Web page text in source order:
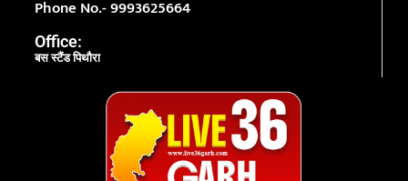
Phone No.- 9993625664
Office:
बस स्टैंड पिथौरा